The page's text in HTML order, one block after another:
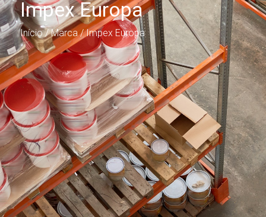
Impex Europa
Início/ Marca / Impex Europa